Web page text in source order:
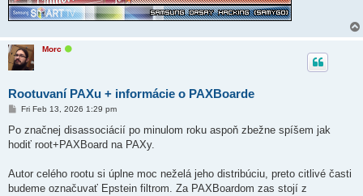
Morc
e
Rootuvaní PAXu + informácie o PAXBoarde
P
s
Fri Feb 13, 2026 1:29 pm
Po značnej disassociácií po minulom roku aspoň zbežne spíšem jak
hodiť root+PAXBoard na PAXy.
Autor celého rootu si úplne moc neželá jeho distribúciu, preto citlivé časti
budeme označuvať Epstein filtrom. Za PAXBoardom zas stojí z